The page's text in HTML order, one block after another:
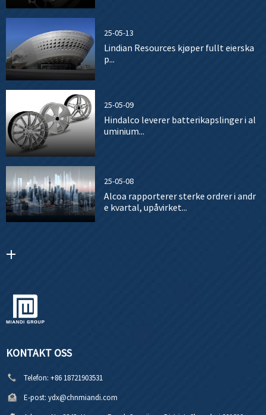
25-05-13
Lindian Resources kjøper fullt eierska
p...
25-05-09
Hindalco leverer batterikapslinger i al
uminium...
25-05-08
Alcoa rapporterer sterke ordrer i andr
e kvartal, upåvirket...
KONTAKT OSS
Telefon: +86 18721903531
E-post: ydx@chnmiandi.com